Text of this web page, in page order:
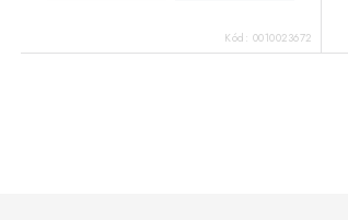
Kód: 0010023672